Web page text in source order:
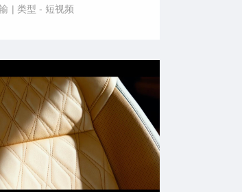
| 类型 - 短视频